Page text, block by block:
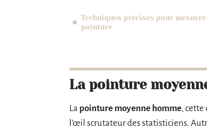
Techniques précises pour mesurer
pointure
La pointure
La pointure moyenne homme, cette
l’œil scrutateur des statisticiens.